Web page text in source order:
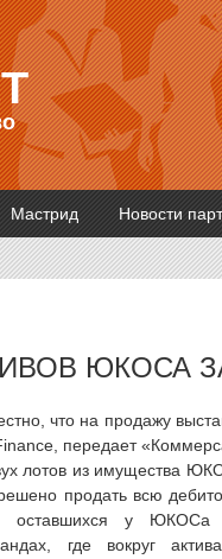
Мастрид Новости
ЮКОСА
что на продажу
передает
лотов из имущества
продать всю
оставшихся у ЮКОСа
где вокруг